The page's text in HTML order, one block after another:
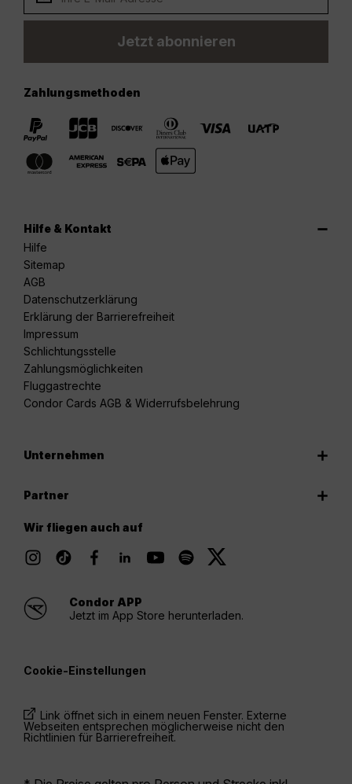
Jetzt abonnieren
Zahlungsmethoden
Hilfe & Kontakt
Hilfe
Sitemap
AGB
Datenschutzerklärung
Erklärung der Barrierefreiheit
Impressum
Schlichtungsstelle
Zahlungsmöglichkeiten
Fluggastrechte
Condor Cards AGB & Widerrufsbelehrung
Unternehmen
Partner
Wir fliegen auch auf
Condor APP
Jetzt im App Store herunterladen.
Cookie-Einstellungen
Link öffnet sich in einem neuen Fenster. Externe
Webseiten entsprechen möglicherweise nicht den
Richtlinien für Barrierefreiheit.